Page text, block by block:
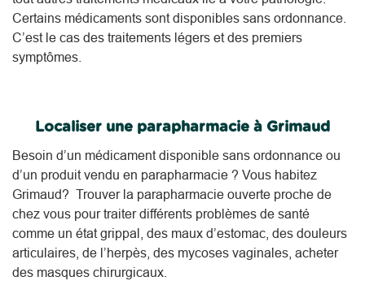
Certains médicaments sont disponibles sans ordonnance.
C’est le cas des traitements légers et des premiers
symptômes.
Localiser une parapharmacie à Grimaud
Besoin d’un médicament disponible sans ordonnance ou
d’un produit vendu en parapharmacie ? Vous habitez
Grimaud? Trouver la parapharmacie ouverte proche de
chez vous pour traiter différents problèmes de santé
comme un état grippal, des maux d’estomac, des douleurs
articulaires, de l’herpès, des mycoses vaginales, acheter
des masques chirurgicaux.